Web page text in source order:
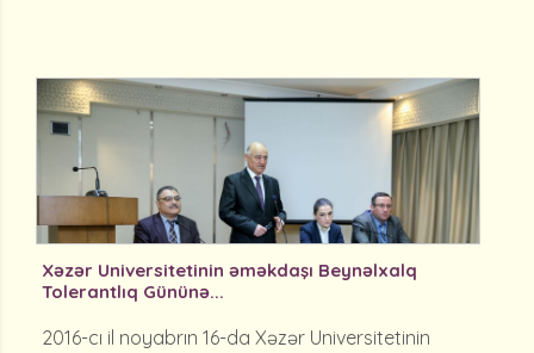
Xəzər Universitetinin əməkdaşı Beynəlxalq
Tolerantlıq Gününə...
2016-cı il noyabrın 16-da Xəzər Universitetinin